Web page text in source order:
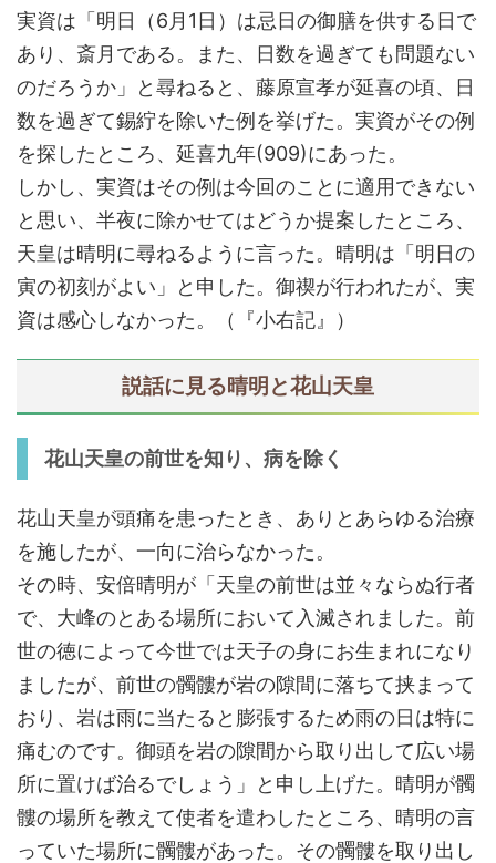
実資は「明日（6月1日）は忌日の御膳を供する日で
あり、斎月である。また、日数を過ぎても問題ない
のだろうか」と尋ねると、藤原宣孝が延喜の頃、日
数を過ぎて錫紵を除いた例を挙げた。実資がその例
を探したところ、延喜九年(909)にあった。
しかし、実資はその例は今回のことに適用できない
と思い、半夜に除かせてはどうか提案したところ、
天皇は晴明に尋ねるように言った。晴明は「明日の
寅の初刻がよい」と申した。御禊が行われたが、実
資は感心しなかった。（『小右記』）
説話に見る晴明と花山天皇
花山天皇の前世を知り、病を除く
花山天皇が頭痛を患ったとき、ありとあらゆる治療
を施したが、一向に治らなかった。
その時、安倍晴明が「天皇の前世は並々ならぬ行者
で、大峰のとある場所において入滅されました。前
世の徳によって今世では天子の身にお生まれになり
ましたが、前世の髑髏が岩の隙間に落ちて挟まって
おり、岩は雨に当たると膨張するため雨の日は特に
痛むのです。御頭を岩の隙間から取り出して広い場
所に置けば治るでしょう」と申し上げた。晴明が髑
髏の場所を教えて使者を遣わしたところ、晴明の言
っていた場所に髑髏があった。その髑髏を取り出し